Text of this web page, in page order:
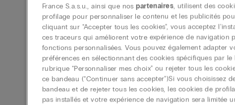
France S.a.s.u., ainsi que nospartenaires, utilisent des
profilage pour personnaliser le contenu et les publicités
cliquant sur "Accepter tous les cookies", vous acceptez
ces traceurs qui améliorent votre expérience de navigation
fonctions personnalisées. Vous pouvez également adapter
préférences en sélectionnant des cookies spécifiques par le
rubrique "Personnaliser mes choix" ou rejeter tous les
ce bandeau ("Continuer sans accepter")​ Si vous choisissez
bandeau et de rejeter tous les cookies, les cookies de
pas installés et votre expérience de navigation sera limitée